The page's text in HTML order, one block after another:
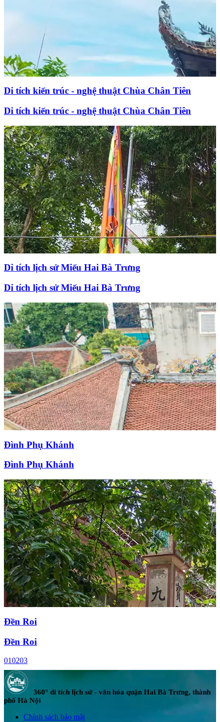
Di tích kiến trúc - nghệ thuật Chùa Chân Tiên
Di tích kiến trúc - nghệ thuật Chùa Chân Tiên
Di tích lịch sử Miếu Hai Bà Trưng
Di tích lịch sử Miếu Hai Bà Trưng
Đình Phụ Khánh
Đình Phụ Khánh
Đền Roi
Đền Roi
010203
360° di tích lịch sử - văn hóa quận Hai Bà Trưng, thành
phố Hà Nội
Chính sách bảo mật